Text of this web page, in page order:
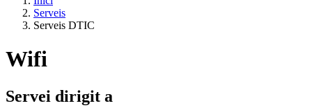
Serveis
Serveis DTIC
Wifi
Servei dirigit a